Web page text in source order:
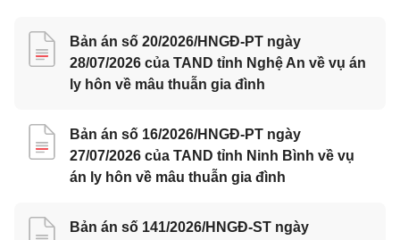
Bản án số 20/2026/HNGĐ-PT ngày
28/07/2026 của TAND tỉnh Nghệ An về vụ án
ly hôn về mâu thuẫn gia đình
Bản án số 16/2026/HNGĐ-PT ngày
27/07/2026 của TAND tỉnh Ninh Bình về vụ
án ly hôn về mâu thuẫn gia đình
Bản án số 141/2026/HNGĐ-ST ngày